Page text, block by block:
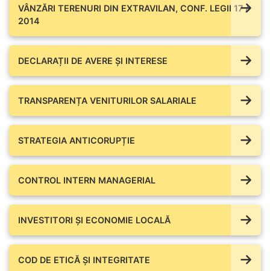
VÂNZĂRI TERENURI DIN EXTRAVILAN, CONF. LEGII 17 /
2014
DECLARAȚII DE AVERE ŞI INTERESE
TRANSPARENȚA VENITURILOR SALARIALE
STRATEGIA ANTICORUPȚIE
CONTROL INTERN MANAGERIAL
INVESTITORI ȘI ECONOMIE LOCALĂ
COD DE ETICĂ ȘI INTEGRITATE